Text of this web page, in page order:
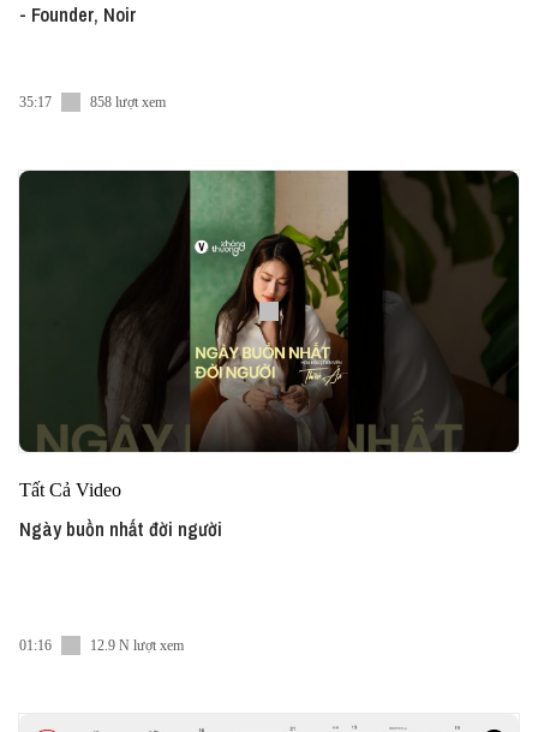
- Founder, Noir
35:17 858 lượt xem
Tất Cả Video
Ngày buồn nhất đời người
01:16 12.9 N lượt xem